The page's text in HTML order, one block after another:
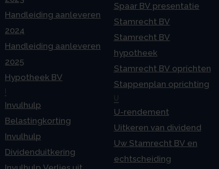
Handleiding aanleveren
2024
Handleiding aanleveren
2025
Hypotheek BV
Invulhulp
Belastingkorting
Invulhulp
Dividenduitkering
Spaar BV presentatie
Stamrecht BV
Stamrecht BV
hypotheek
Stamrecht BV oprichten
Stappenplan oprichting
U
U-rendement
Uitkeren van dividend
Uw Stamrecht BV en
echtscheiding